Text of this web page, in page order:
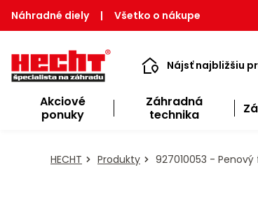
Náhradné diely | Všetko o nákupe
Nájsť najbližšiu
Akciové
ponuky
Záhradná
technika
HECHT Produkty 927010053 -